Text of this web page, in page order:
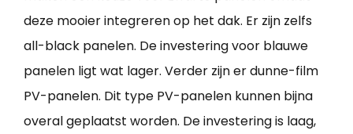
deze mooier integreren op het dak. Er zijn zelfs
all-black panelen. De investering voor blauwe
panelen ligt wat lager. Verder zijn er dunne-film
PV-panelen. Dit type PV-panelen kunnen bijna
overal geplaatst worden. De investering is laag,